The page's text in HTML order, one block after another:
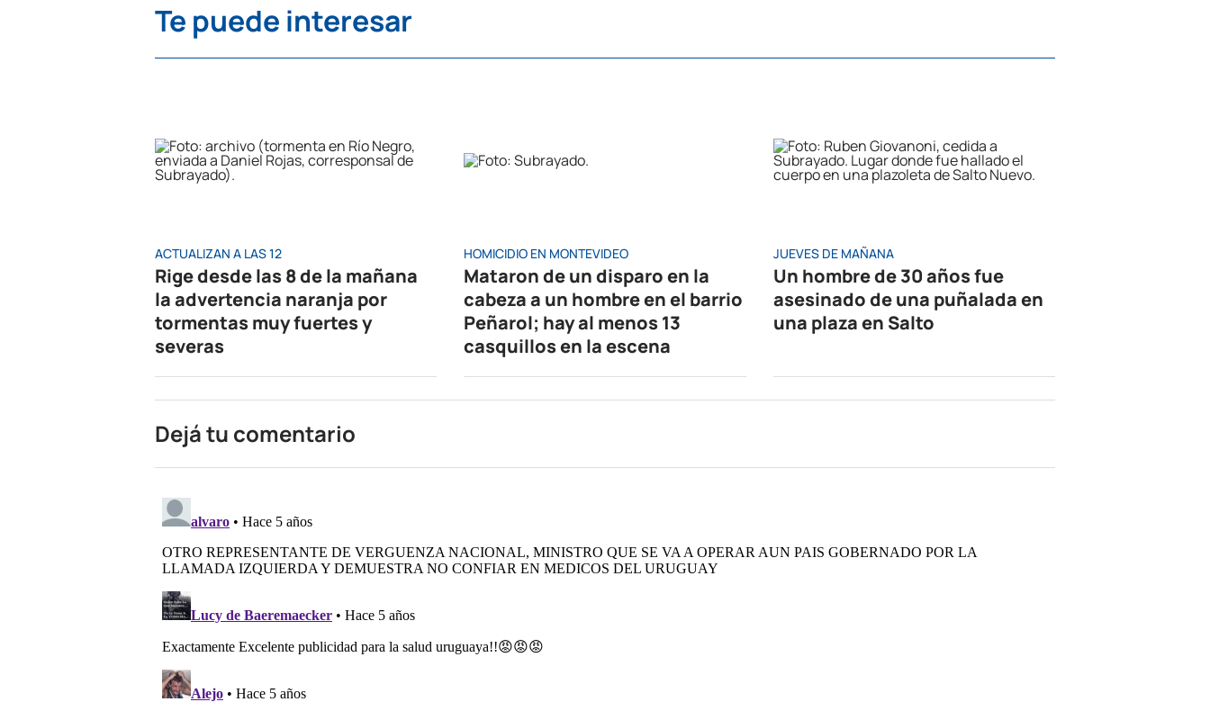
Te puede interesar
ACTUALIZAN A LAS 12
Rige desde las 8 de la mañana
la advertencia naranja por
tormentas muy fuertes y
severas
HOMICIDIO EN MONTEVIDEO
Mataron de un disparo en la
cabeza a un hombre en el barrio
Peñarol; hay al menos 13
casquillos en la escena
JUEVES DE MAÑANA
Un hombre de 30 años fue
asesinado de una puñalada en
una plaza en Salto
Dejá tu comentario